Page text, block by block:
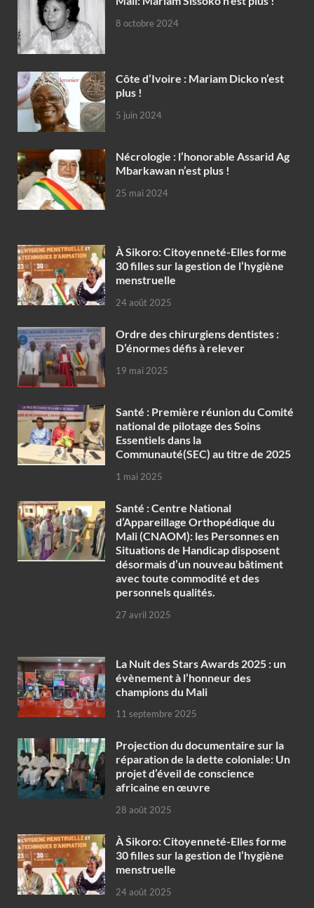
8 octobre 2024
Côte d’Ivoire : Mariam Dicko n’est
plus !
5 juin 2024
Nécrologie : l’honorable Assarid Ag
Mbarkawan n’est plus !
25 mai 2024
À Sikoro: Citoyenneté-Elles forme
30 filles sur la gestion de l’hygiène
menstruelle
24 août 2025
Ordre des chirurgiens dentistes :
D’énormes défis à relever
19 mai 2025
Santé : Première réunion du Comité
national de pilotage des Soins
Essentiels dans la
Communauté(SEC) au titre de 2025
1 mai 2025
Santé : Centre National
d’Appareillage Orthopédique du
Mali (CNAOM): les Personnes en
Situations de Handicap disposent
désormais d’un nouveau bâtiment
avec toute commodité et des
personnels qualités.
27 avril 2025
‎La Nuit des Stars Awards 2025 : un
évènement à l’honneur des
champions du Mali
11 septembre 2025
Projection du documentaire sur la
réparation de la dette coloniale: Un
projet d’éveil de conscience
africaine en œuvre‎
28 août 2025
À Sikoro: Citoyenneté-Elles forme
30 filles sur la gestion de l’hygiène
menstruelle
24 août 2025